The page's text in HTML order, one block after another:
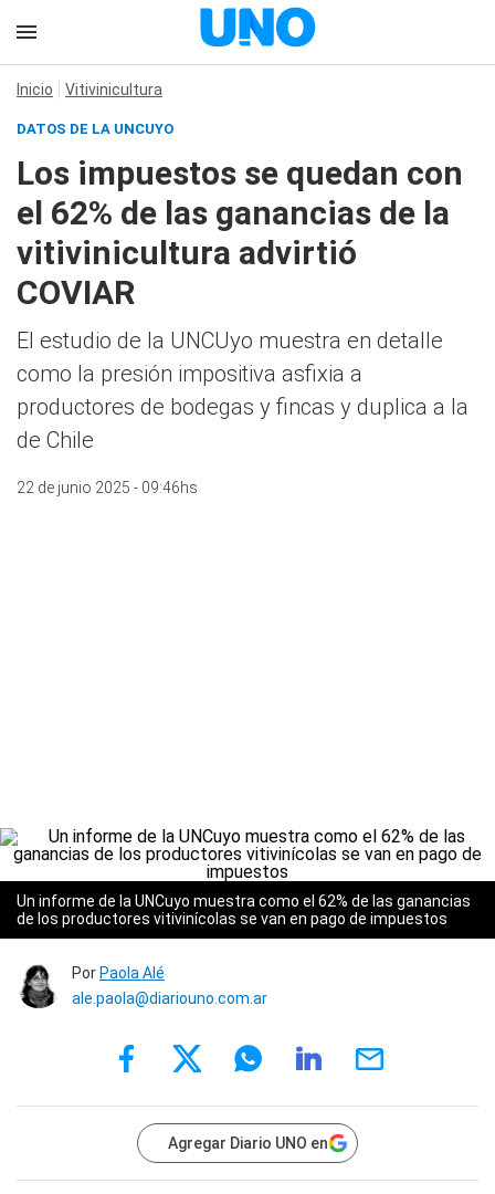
Inicio Vitivinicultura
DATOS DE LA UNCUYO
Los impuestos se quedan con
el 62% de las ganancias de la
vitivinicultura advirtió
COVIAR
El estudio de la UNCUyo muestra en detalle
como la presión impositiva asfixia a
productores de bodegas y fincas y duplica a la
de Chile
22 de junio 2025 - 09:46hs
Un informe de la UNCuyo muestra como el 62% de las ganancias
de los productores vitivinícolas se van en pago de impuestos
Por Paola Alé
ale.paola@diariouno.com.ar
Agregar Diario UNO en